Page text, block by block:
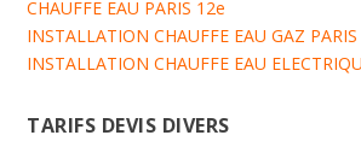
CHAUFFE EAU PARIS 12e
INSTALLATION CHAUFFE EAU GAZ
INSTALLATION CHAUFFE EAU
TARIFS DEVIS DIVERS